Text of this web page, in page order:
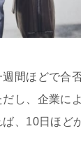
間ほどで合
し、企業に
、10日ほど